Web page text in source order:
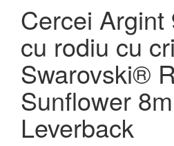
Cercei
cu rodiu cu
Swarovski®
Sunflower
Leverback